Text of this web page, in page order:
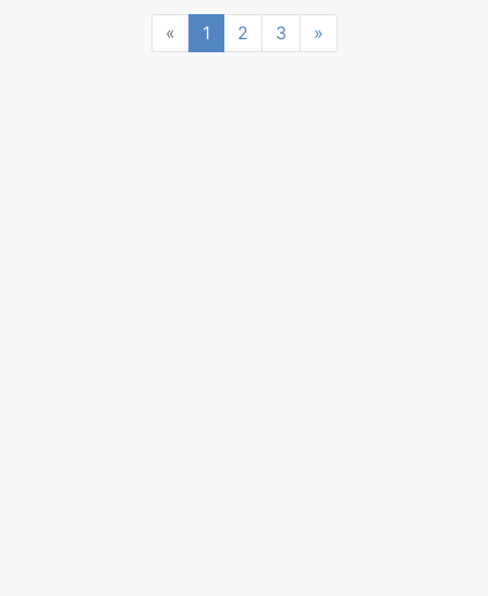
« Previous
1 2 3 »Next